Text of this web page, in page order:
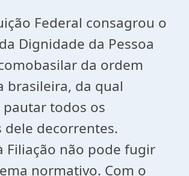
Federal consagrou o
Dignidade da Pessoa
da ordem
brasileira, da qual
pautar todos os
dele decorrentes.
Filiação não pode fugir
normativo. Com o